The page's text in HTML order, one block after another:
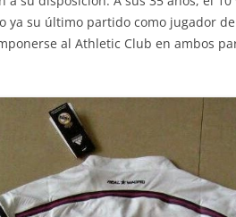
su último partido como jugador
al Athletic Club en ambos